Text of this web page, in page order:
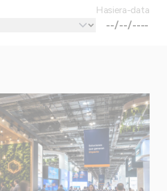
Hasiera-data